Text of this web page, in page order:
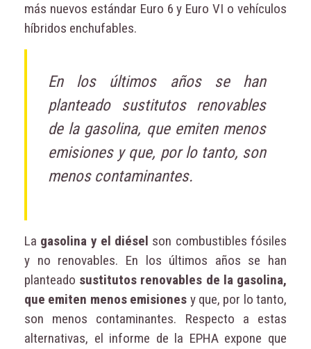
más nuevos estándar Euro 6 y Euro VI o vehículos
híbridos enchufables.
En los últimos años se han
planteado sustitutos renovables
de la gasolina, que emiten menos
emisiones y que, por lo tanto, son
menos contaminantes.
La gasolina y el diésel son combustibles fósiles
y no renovables. En los últimos años se han
planteado sustitutos renovables de la gasolina,
que emiten menos emisiones y que, por lo tanto,
son menos contaminantes. Respecto a estas
alternativas, el informe de la EPHA expone que